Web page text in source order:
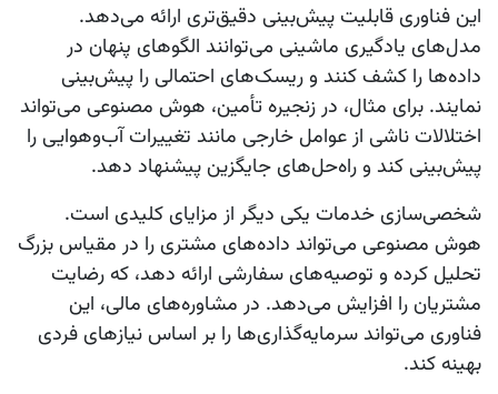
این فناوری قابلیت پیش‌بینی دقیق‌تری ارائه می‌دهد.
مدل‌های یادگیری ماشینی می‌توانند الگوهای پنهان در
داده‌ها را کشف کنند و ریسک‌های احتمالی را پیش‌بینی
نمایند. برای مثال، در زنجیره تأمین، هوش مصنوعی می‌تواند
اختلالات ناشی از عوامل خارجی مانند تغییرات آب‌وهوایی را
پیش‌بینی کند و راه‌حل‌های جایگزین پیشنهاد دهد.
شخصی‌سازی خدمات یکی دیگر از مزایای کلیدی است.
هوش مصنوعی می‌تواند داده‌های مشتری را در مقیاس بزرگ
تحلیل کرده و توصیه‌های سفارشی ارائه دهد، که رضایت
مشتریان را افزایش می‌دهد. در مشاوره‌های مالی، این
فناوری می‌تواند سرمایه‌گذاری‌ها را بر اساس نیازهای فردی
بهینه کند.